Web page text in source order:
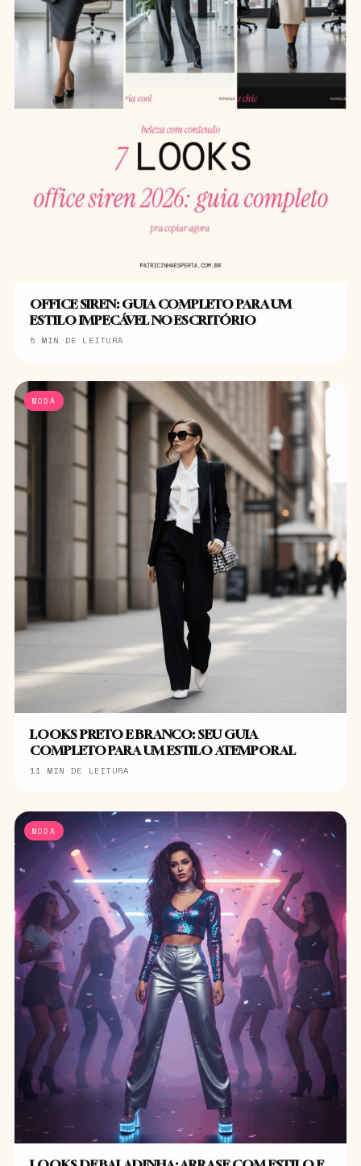
OFFICE SIREN: GUIA COMPLETO PARA UM
ESTILO IMPECÁVEL NO ESCRITÓRIO
5 MIN DE LEITURA
MODA
LOOKS PRETO E BRANCO: SEU GUIA
COMPLETO PARA UM ESTILO ATEMPORAL
11 MIN DE LEITURA
MODA